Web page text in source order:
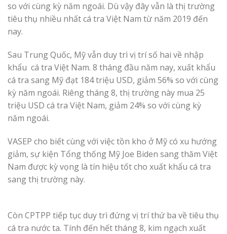
so với cùng kỳ năm ngoái. Dù vậy đây vẫn là thị trường
tiêu thụ nhiều nhất cá tra Việt Nam từ năm 2019 đến
nay.
Sau Trung Quốc, Mỹ vẫn duy trì vị trí số hai về nhập
khẩu cá tra Việt Nam. 8 tháng đầu năm nay, xuất khẩu
cá tra sang Mỹ đạt 184 triệu USD, giảm 56% so với cùng
kỳ năm ngoái. Riêng tháng 8, thị trường này mua 25
triệu USD cá tra Việt Nam, giảm 24% so với cùng kỳ
năm ngoái.
VASEP cho biết cùng với việc tồn kho ở Mỹ có xu hướng
giảm, sự kiện Tổng thống Mỹ Joe Biden sang thăm Việt
Nam được kỳ vọng là tín hiệu tốt cho xuất khẩu cá tra
sang thị trường này.
Còn CPTPP tiếp tục duy trì đứng vị trí thứ ba về tiêu thụ
cá tra nước ta. Tính đến hết tháng 8, kim ngạch xuất